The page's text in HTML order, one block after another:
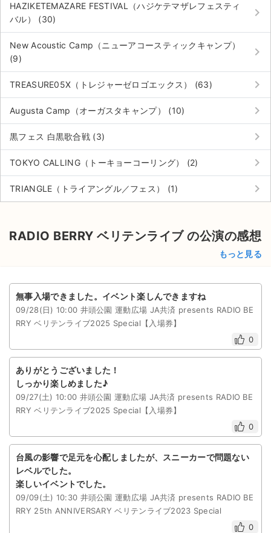
HAZIKETEMAZARE FESTIVAL（ハジケテマザレフェスティ
バル） (30)
keyboard_arrow_right
New Acoustic Camp（ニューアコースティックキャンプ）
(9)
keyboard_arrow_right
TREASURE05X（トレジャーゼロゴエックス） (63) keyboard_arrow_right
Augusta Camp（オーガスタキャンプ） (10) keyboard_arrow_right
黒フェス 白黒歌合戦 (3) keyboard_arrow_right
TOKYO CALLING（トーキョーコーリング） (2) keyboard_arrow_right
TRIANGLE（トライアングル／フェス） (1) keyboard_arrow_right
RADIO BERRY ベリテンライブ の公演の感想
もっと見る
無事入場できました。イベント楽しんできますね
09/28(日) 10:00 井頭公園 運動広場 JA共済 presents RADIO BE
RRY ベリテンライブ2025 Special【入場券】
0
ありがとうございました！
しっかり楽しめました♪
09/27(土) 10:00 井頭公園 運動広場 JA共済 presents RADIO BE
RRY ベリテンライブ2025 Special【入場券】
0
台風の影響で足元を心配しましたが、スニーカーで問題ない
レベルでした。
楽しいイベントでした。
09/09(土) 10:30 井頭公園 運動広場 JA共済 presents RADIO BE
RRY 25th ANNIVERSARY ベリテンライブ2023 Special
0